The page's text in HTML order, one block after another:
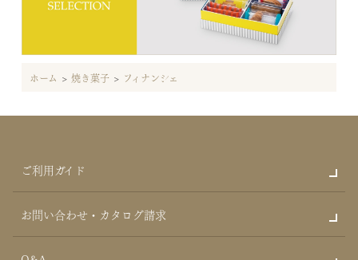
ホーム > 焼き菓子 > フィナンシェ
ご利用ガイド
お問い合わせ・カタログ請求